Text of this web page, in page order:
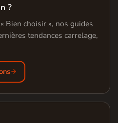
?
Bien choisir », nos guides
tendances carrelage,